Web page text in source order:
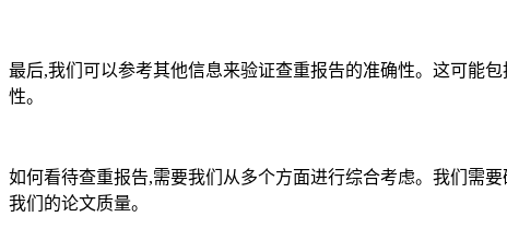
最后,我们可以参考其他信息来验证查重报告的准确性。这可能
性。
如何看待查重报告,需要我们从多个方面进行综合考虑。我们需
我们的论文质量。